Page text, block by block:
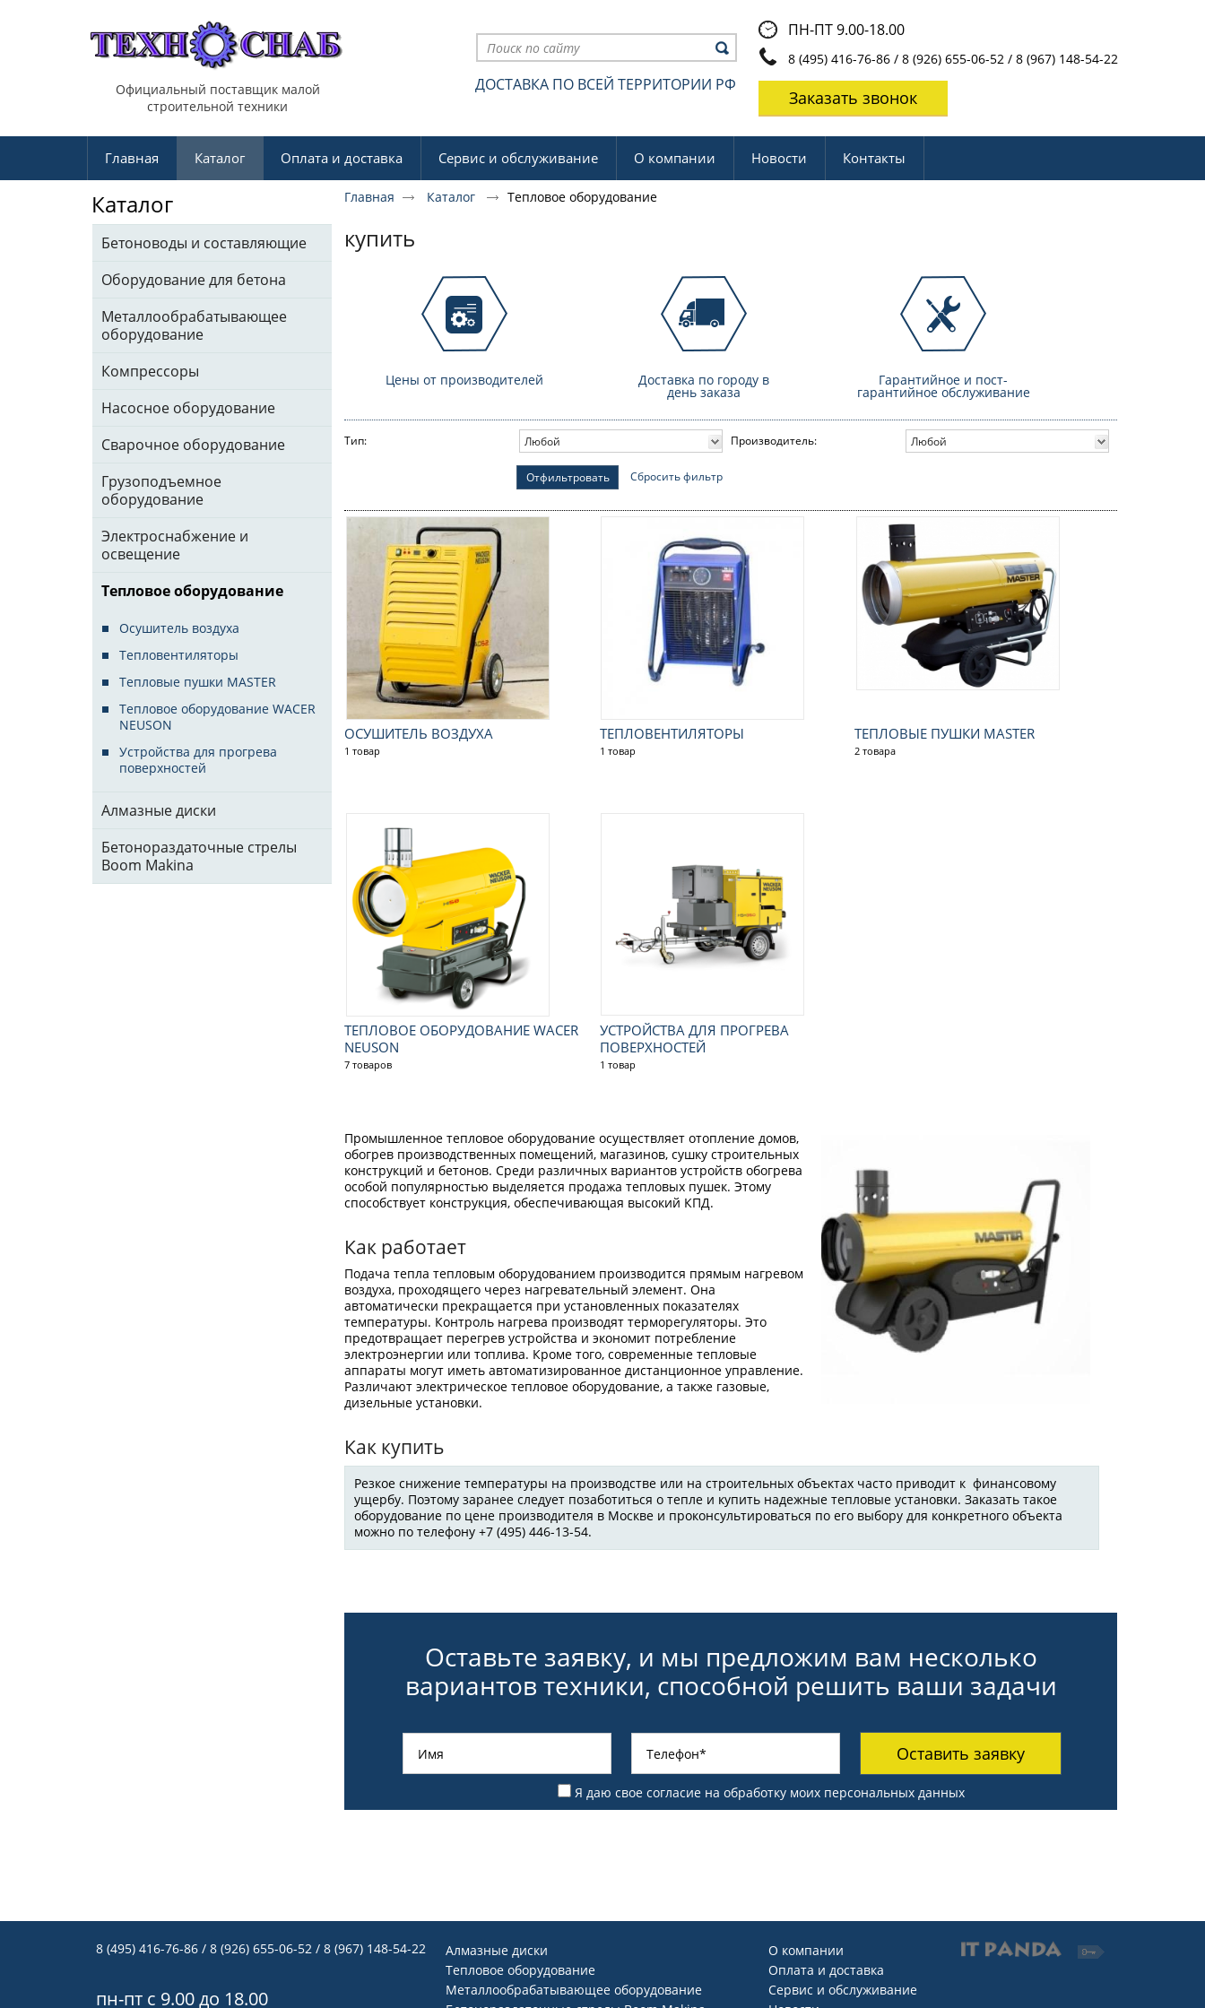
ПН-ПТ 9.00-18.00
8 (495) 416-76-86 / 8 (926) 655-06-52 / 8 (967) 148-54-22
Заказать звонок
Официальный поставщик малой
строительной техники
ДОСТАВКА ПО ВСЕЙ ТЕРРИТОРИИ РФ
Главная Каталог Оплата и доставка Сервис и обслуживание О компании Новости Контакты
Каталог
Бетоноводы и составляющие
Оборудование для бетона
Металлообрабатывающее
оборудование
Компрессоры
Насосное оборудование
Сварочное оборудование
Грузоподъемное
оборудование
Электроснабжение и
освещение
Тепловое оборудование
Осушитель воздуха
Тепловентиляторы
Тепловые пушки MASTER
Тепловое оборудование WACER
NEUSON
Устройства для прогрева
поверхностей
Алмазные диски
Бетонораздаточные стрелы
Boom Makina
Главная Каталог Тепловое оборудование
купить
Цены от производителей Доставка по городу в
день заказа
Гарантийное и пост-
гарантийное обслуживание
Любой
Тип: Любой
Производитель:
Отфильтровать Сбросить фильтр
ОСУШИТЕЛЬ ВОЗДУХА
1 товар
ТЕПЛОВЕНТИЛЯТОРЫ
1 товар
ТЕПЛОВЫЕ ПУШКИ MASTER
2 товара
ТЕПЛОВОЕ ОБОРУДОВАНИЕ WACER
NEUSON
7 товаров
УСТРОЙСТВА ДЛЯ ПРОГРЕВА
ПОВЕРХНОСТЕЙ
1 товар
Промышленное тепловое оборудование осуществляет отопление домов,
обогрев производственных помещений, магазинов, сушку строительных
конструкций и бетонов. Среди различных вариантов устройств обогрева
особой популярностью выделяется продажа тепловых пушек. Этому
способствует конструкция, обеспечивающая высокий КПД.
Как работает
Подача тепла тепловым оборудованием производится прямым нагревом
воздуха, проходящего через нагревательный элемент. Она
автоматически прекращается при установленных показателях
температуры. Контроль нагрева производят терморегуляторы. Это
предотвращает перегрев устройства и экономит потребление
электроэнергии или топлива. Кроме того, современные тепловые
аппараты могут иметь автоматизированное дистанционное управление.
Различают электрическое тепловое оборудование, а также газовые,
дизельные установки.
Как купить
Резкое снижение температуры на производстве или на строительных объектах часто приводит к финансовому
ущербу. Поэтому заранее следует позаботиться о тепле и купить надежные тепловые установки. Заказать такое
оборудование по цене производителя в Москве и проконсультироваться по его выбору для конкретного объекта
можно по телефону +7 (495) 446-13-54.
Оставьте заявку, и мы предложим вам несколько
вариантов техники, способной решить ваши задачи
Я даю свое согласие наобработку моих персональных данных
Оставить заявку
8 (495) 416-76-86 / 8 (926) 655-06-52 / 8 (967) 148-54-22
пн-пт с 9.00 до 18.00
Алмазные диски
Тепловое оборудование
Металлообрабатывающее оборудование
О компании
Оплата и доставка
Сервис и обслуживание